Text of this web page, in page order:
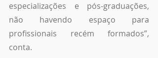
especializações e pós-graduações,
não havendo espaço para
profissionais recém formados”,
conta.